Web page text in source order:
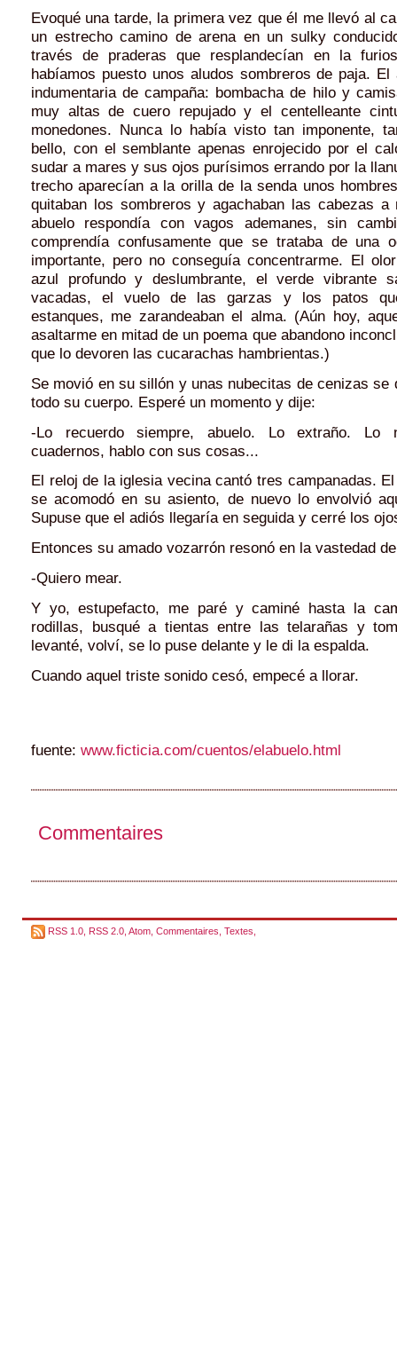
Evoqué una tarde, la primera vez que él me llevó al
un estrecho camino de arena en un sulky
través de praderas que resplandecían en la
habíamos puesto unos aludos sombreros de paja.
indumentaria de campaña: bombacha de hilo y
muy altas de cuero repujado y el centelleante
monedones. Nunca lo había visto tan imponente,
bello, con el semblante apenas enrojecido por el
sudar a mares y sus ojos purísimos errando por la
trecho aparecían a la orilla de la senda unos
quitaban los sombreros y agachaban las cabezas a
abuelo respondía con vagos ademanes, sin
comprendía confusamente que se trataba de una
importante, pero no conseguía concentrarme. El
azul profundo y deslumbrante, el verde vibrante
vacadas, el vuelo de las garzas y los patos
estanques, me zarandeaban el alma. (Aún hoy,
asaltarme en mitad de un poema que abandono
que lo devoren las cucarachas hambrientas.)
Se movió en su sillón y unas nubecitas de cenizas se
todo su cuerpo. Esperé un momento y dije:
-Lo recuerdo siempre, abuelo. Lo extraño. Lo
cuadernos, hablo con sus cosas...
El reloj de la iglesia vecina cantó tres campanadas.
se acomodó en su asiento, de nuevo lo envolvió
Supuse que el adiós llegaría en seguida y cerré los
Entonces su amado vozarrón resonó en la vastedad
-Quiero mear.
Y yo, estupefacto, me paré y caminé hasta la
rodillas, busqué a tientas entre las telarañas y
levanté, volví, se lo puse delante y le di la espalda.
Cuando aquel triste sonido cesó, empecé a llorar.
fuente: www.ficticia.com/cuentos/elabuelo.html
Commentaires
RSS 1.0 RSS 2.0 Atom Commentaires Textes